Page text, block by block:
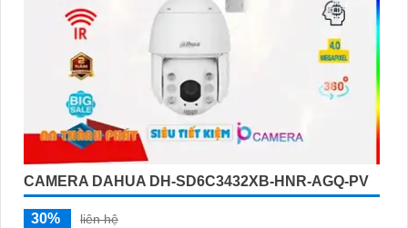
CAMERA DAHUA DH-SD6C3432XB-HNR-AGQ-PV
30%
liên hệ